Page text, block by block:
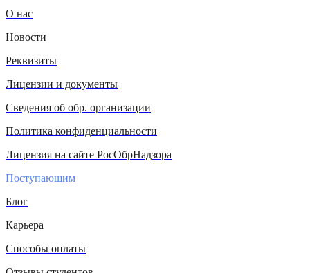
О нас
Новости
Реквизиты
Лицензии и документы
Сведения об обр. организации
Политика конфиденциальности
Лицензия на сайте РосОбрНадзора
Поступающим
Блог
Карьера
Способы оплаты